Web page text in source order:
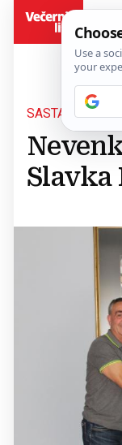
SASTANAK
Slavka